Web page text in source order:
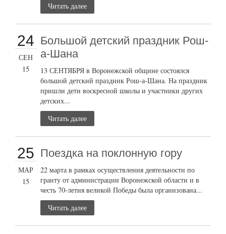
Читать далее
24
СЕН
15
Большой детский праздник Рош-
а-Шана
13 СЕНТЯБРЯ в Воронежской общине состоялся
большой детский праздник Рош-а-Шана. На праздник
пришли дети воскресной школы и участники других
детских...
Читать далее
25
МАР
15
Поездка на поклонную гору
22 марта в рамках осуществления деятельности по
гранту от администрации Воронежской области и в
честь 70-летия великой Победы была организована...
Читать далее